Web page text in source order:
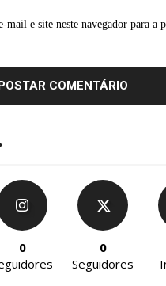
mail e site neste navegador para a
0
0
Seguidores